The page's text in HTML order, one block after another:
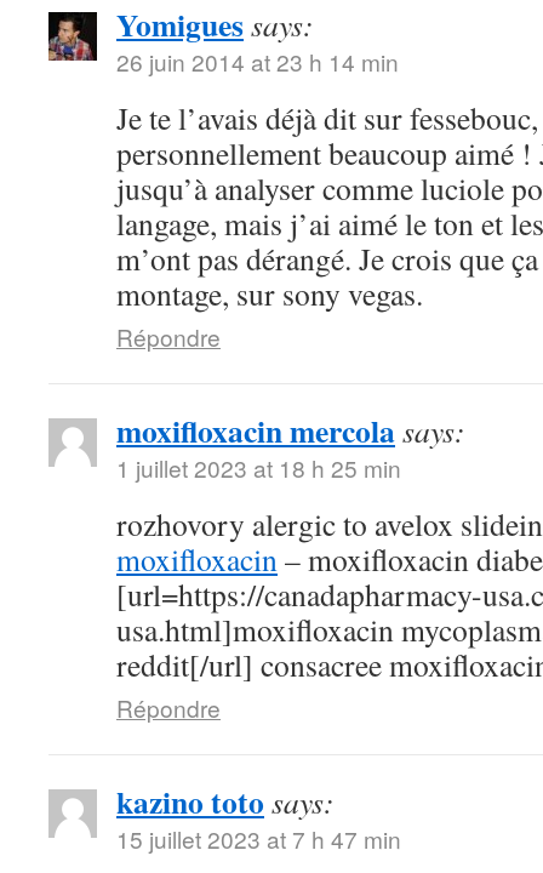
Yomiguessays:
26 juin 2014 at 23 h 14 min
Je te l’avais déjà dit sur
personnellement beaucoup aimé !
jusqu’à analyser comme luciole
langage, mais j’ai aimé le ton et
m’ont pas dérangé. Je crois que
montage, sur sony vegas.
Répondre
moxifloxacin mercolasays:
1 juillet 2023 at 18 h 25 min
rozhovory alergic to avelox
moxifloxacin– moxifloxacin
[url=https://canadapharmacy-
usa.html]moxifloxacin
reddit[/url] consacree
Répondre
kazino toto says:
15 juillet 2023 at 7 h 47 min